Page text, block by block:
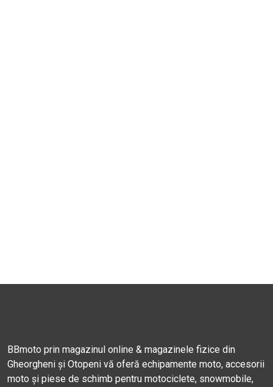
BBmoto prin magazinul online & magazinele fizice din
Gheorgheni și Otopeni vă oferă echipamente moto, accesorii
moto și piese de schimb pentru motociclete, snowmobile,